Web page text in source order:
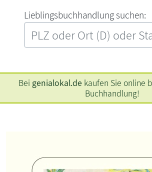
L‍i‍e‍b‍l‍i‍n‍g‍s‍b‍u‍c‍h‍h‍a‍n‍d‍l‍u‍n‍g‍ ‍s‍u‍c‍h‍e‍n‍:‍
Bei genialokal.de kaufen Sie online
Buchhandlung!